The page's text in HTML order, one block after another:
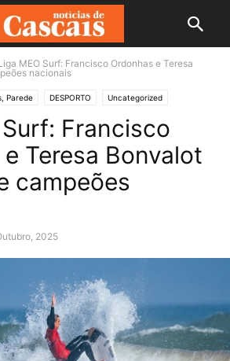
MEO Surf: Francisco Ordonhas e Teresa
nacionais
Parede DESPORTO Uncategorized
Francisco
Teresa Bonvalot
campeões
2025